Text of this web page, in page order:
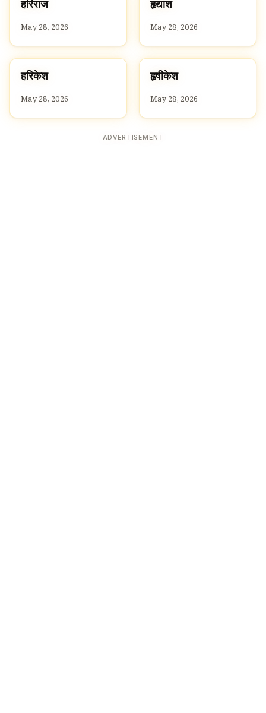
Hह
हरिराज
May 28, 2026
Hह
हृद्यांश
May 28, 2026
Hह
हरिकेश
May 28, 2026
Hह
हृषीकेश
May 28, 2026
ADVERTISEMENT